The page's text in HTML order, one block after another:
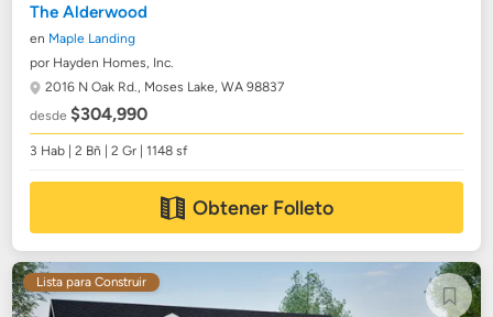
The Alderwood
en Maple Landing
por Hayden Homes, Inc.
2016 N Oak Rd., Moses Lake, WA 98837
desde$304,990
3 Hab | 2 Bñ | 2 Gr | 1148 sf
Obtener Folleto
Lista para Construir